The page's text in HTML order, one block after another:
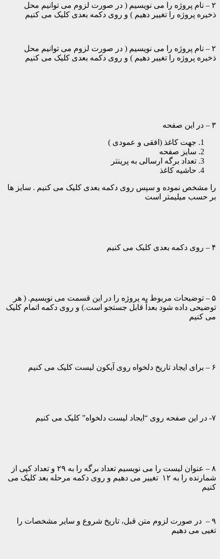
۲ – نام پروژه را می نویسیم ( در صورت لزوم می توانیم محل
ذخیره پروژه را تغییر دهیم ) و روی دکمه بعدی کلیک می کنیم
۲ – نام پروژه را می نویسیم ( در صورت لزوم می توانیم محل
ذخیره پروژه را تغییر دهیم ) و روی دکمه بعدی کلیک می کنیم
۳ – در این صفحه
جهت کاغذ (افقی و عمودی )
سایز صفحه
تعداد برگه ارسالی به پرینتر
حاشیه کاغذ
را مشخص نموده و سپس روی دکمه بعدی کلیک می کنیم . سایز ها
بر حسب میلیمتر است
۴ – روی دکمه بعدی کلیک می کنیم
۵ – توضیحات مربوط به پروژه را در این قسمت می نویسیم. ( هر
توضیحی داده شود بعداْ قابل جستجو است.) و روی دکمه اتمام کلیک
می کنیم
۶ – برای ایجاد تاریخ دلخواه روی آیکون لیست کلیک می کنیم
۷- در این صفحه روی “ایجاد لیست دلخواه” کلیک می کنیم
۸ – عنوان لیست را می نویسیم تعداد برگه را به ۲۹ و تعداد کپی از
شمارنده را به ۱۲ تغییر می دهیم و روی دکمه مرحله بعد کلیک می
کنیم
۹ – در صورت لزوم متن قبل، تاریخ شروع و سایر مشخصات را
تغیی می دهیم